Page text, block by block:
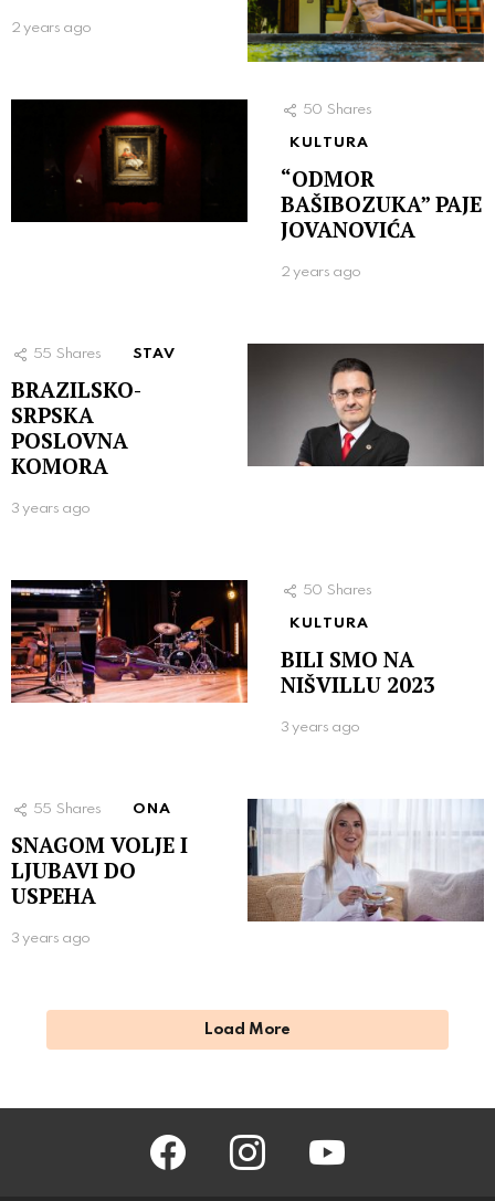
2 years ago
50 Shares
KULTURA
“ODMOR
BAŠIBOZUKA” PAJE
JOVANOVIĆA
2 years ago
55 Shares STAV
BRAZILSKO-
SRPSKA
POSLOVNA
KOMORA
3 years ago
50 Shares
KULTURA
BILI SMO NA
NIŠVILLU 2023
3 years ago
55 Shares ONA
SNAGOM VOLJE I
LJUBAVI DO
USPEHA
3 years ago
Load More
facebook instagram